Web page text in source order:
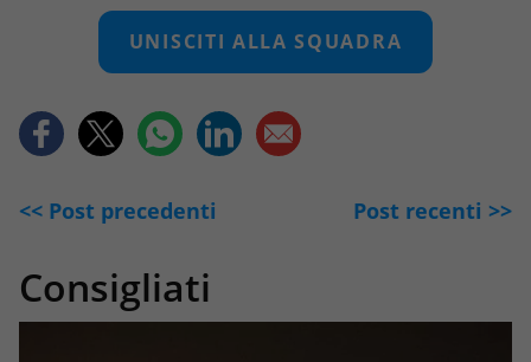
UNISCITI ALLA SQUADRA
<< Post precedenti Post recenti >>
Consigliati